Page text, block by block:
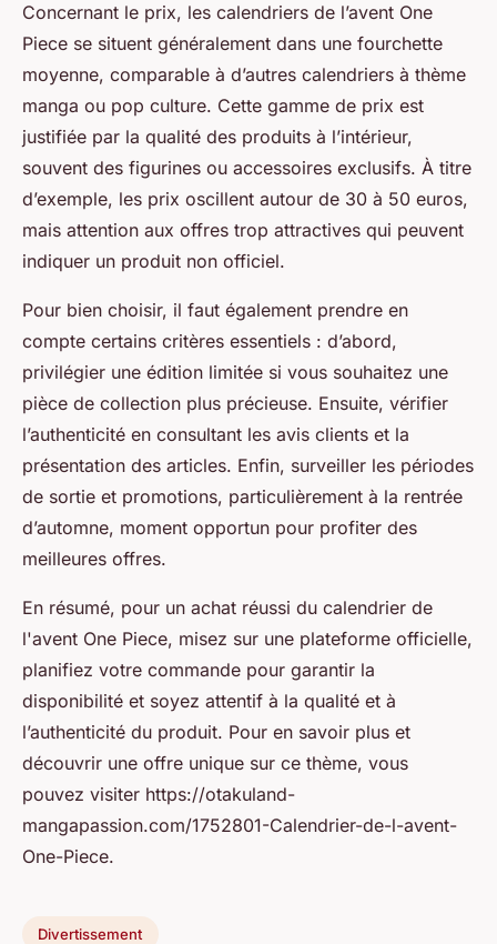
Concernant le prix, les calendriers de l’avent One
Piece se situent généralement dans une fourchette
moyenne, comparable à d’autres calendriers à thème
manga ou pop culture. Cette gamme de prix est
justifiée par la qualité des produits à l’intérieur,
souvent des figurines ou accessoires exclusifs. À titre
d’exemple, les prix oscillent autour de 30 à 50 euros,
mais attention aux offres trop attractives qui peuvent
indiquer un produit non officiel.
Pour bien choisir, il faut également prendre en
compte certains critères essentiels : d’abord,
privilégier une édition limitée si vous souhaitez une
pièce de collection plus précieuse. Ensuite, vérifier
l’authenticité en consultant les avis clients et la
présentation des articles. Enfin, surveiller les périodes
de sortie et promotions, particulièrement à la rentrée
d’automne, moment opportun pour profiter des
meilleures offres.
En résumé, pour un achat réussi du calendrier de
l'avent One Piece, misez sur une plateforme officielle,
planifiez votre commande pour garantir la
disponibilité et soyez attentif à la qualité et à
l’authenticité du produit. Pour en savoir plus et
découvrir une offre unique sur ce thème, vous
pouvez visiter https://otakuland-
mangapassion.com/1752801-Calendrier-de-l-avent-
One-Piece.
Divertissement